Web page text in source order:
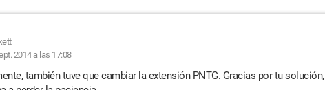
2014 a las 17:08
también tuve que cambiar la extensión PNTG. Gracias por tu solución,